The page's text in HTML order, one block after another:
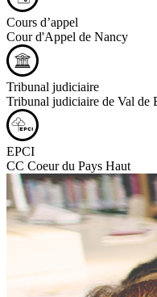
Cours d’appel
Cour d'Appel de Nancy
Tribunal judiciaire
Tribunal judiciaire de Val de
EPCI
CC Coeur du Pays Haut